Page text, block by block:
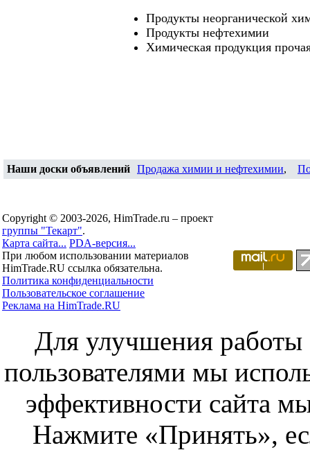
Продукты неорганической
Продукты нефтехимии
Химическая продукция
Наши доски объявлений Продажа химии и нефтехимии,
Copyright © 2003-2026, HimTrade.ru – проект
группы "Текарт".
Карта сайта... PDA-версия...
При любом использовании материалов
HimTrade.RU ссылка обязательна.
Политика конфиденциальности
Пользовательское соглашение
Реклама на HimTrade.RU
Для улучшения работы
пользователями мы
эффективности сайта
Нажмите «Принять»,